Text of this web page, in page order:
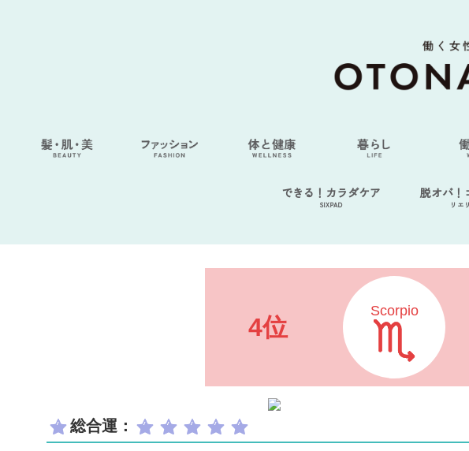
できる！カラダケア
SIXPAD
脱オバ！
リエ
4位
Scorpio
総合運：